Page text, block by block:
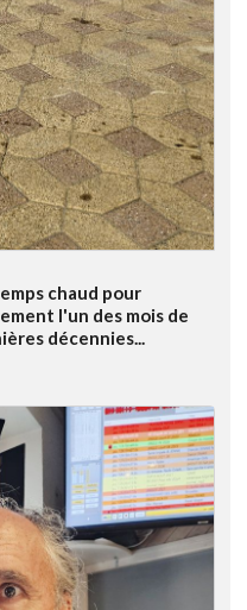
chaud pour
l'un des mois de
décennies...